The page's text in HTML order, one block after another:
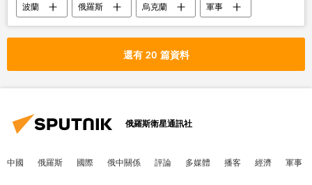
波蘭 俄羅斯 烏克蘭 軍事
還有 20 篇資料
俄羅斯衛星通訊社
中國 俄羅斯 國際 俄中關係 評論 多媒體 播客 經濟 軍事